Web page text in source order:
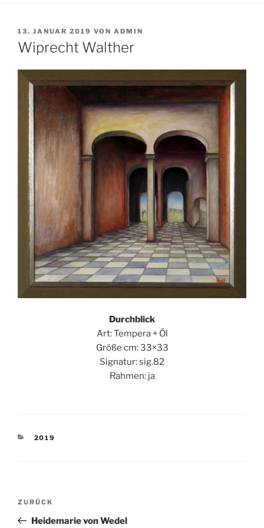
VERÖFFENTLICHT
AM
13. JANUAR 2019 VON ADMIN
Wiprecht Walther
Durchblick
Art: Tempera + Öl
Größe cm: 33×33
Signatur: sig.82
Rahmen: ja
KATEGORIEN
2019
Beitragsnavigation
Vorheriger
Beitrag
ZURÜCK
Heidemarie von Wedel